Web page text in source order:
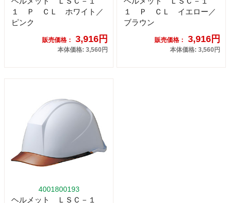
１ Ｐ ＣＬ ホワイト／
ピンク
販売価格： 3,916円
本体価格: 3,560円
１ Ｐ ＣＬ イエロー／
ブラウン
販売価格： 3,916円
本体価格: 3,560円
4001800193
ヘルメット ＬＳＣ－１